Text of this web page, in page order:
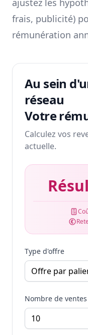
ajustez les
frais, publicité)
rémunération
Au sein
réseau
Votre
Calculez vos
actuelle.
Type d'offre
Nombre de ventes